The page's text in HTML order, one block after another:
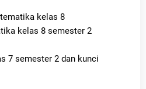
kelas 8
kelas 8 semester 2
7 semester 2 dan kunci